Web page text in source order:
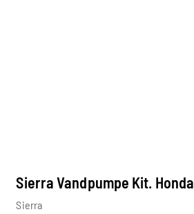
Sierra Vandpumpe Kit. Honda
Sierra